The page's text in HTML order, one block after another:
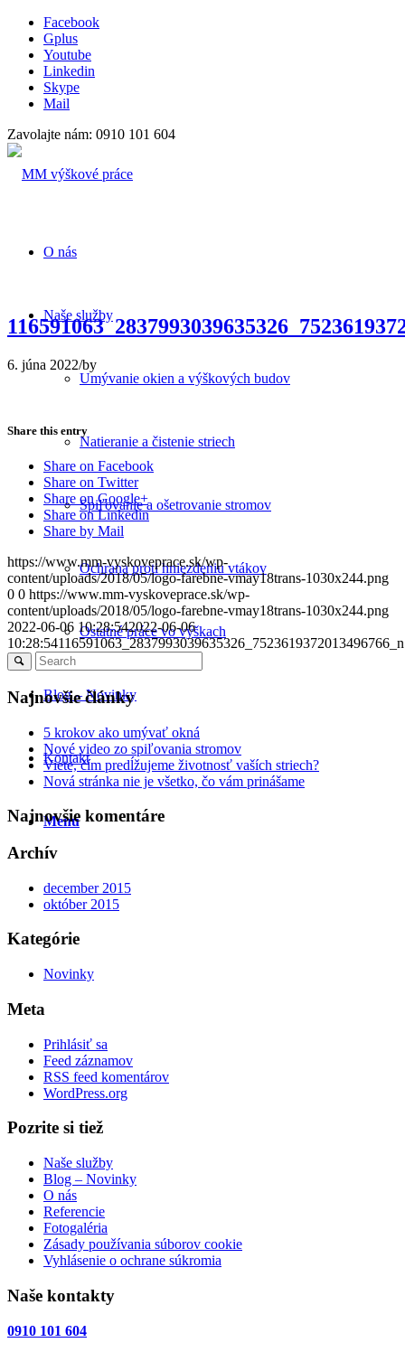
Facebook
Gplus
Youtube
Linkedin
Skype
Mail
Zavolajte nám: 0910 101 604
O nás
Naše služby
Umývanie okien a výškových budov
Natieranie a čistenie striech
Spiľovanie a ošetrovanie stromov
Ochrana proti hniezdeniu vtákov
Ostatné práce vo výškach
Blog – Novinky
Kontakt
Menu
6. júna 2022/by
Share this entry
Share on Facebook
Share on Twitter
Share on Google+
Share on Linkedin
Share by Mail
https://www.mm-vyskoveprace.sk/wp-
content/uploads/2018/05/logo-farebne-vmay18trans-1030x244.png
0 0 https://www.mm-vyskoveprace.sk/wp-
content/uploads/2018/05/logo-farebne-vmay18trans-1030x244.png
2022-06-06 10:28:542022-06-06
10:28:54116591063_2837993039635326_7523619372013496766_n
Najnovšie články
5 krokov ako umývať okná
Nové video zo spiľovania stromov
Viete, čím predĺžujeme životnosť vaších striech?
Nová stránka nie je všetko, čo vám prinášame
Najnovšie komentáre
Archív
december 2015
október 2015
Kategórie
Novinky
Meta
Prihlásiť sa
Feed záznamov
RSS feed komentárov
WordPress.org
Pozrite si tiež
Naše služby
Blog – Novinky
O nás
Referencie
Fotogaléria
Zásady používania súborov cookie
Vyhlásenie o ochrane súkromia
Naše kontakty
0910 101 604